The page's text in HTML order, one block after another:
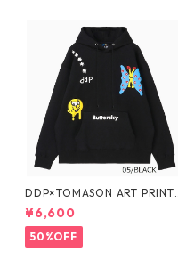
DDP×TOMASON ART PRINT
SWEAT PARKA
¥6,600
50%OFF